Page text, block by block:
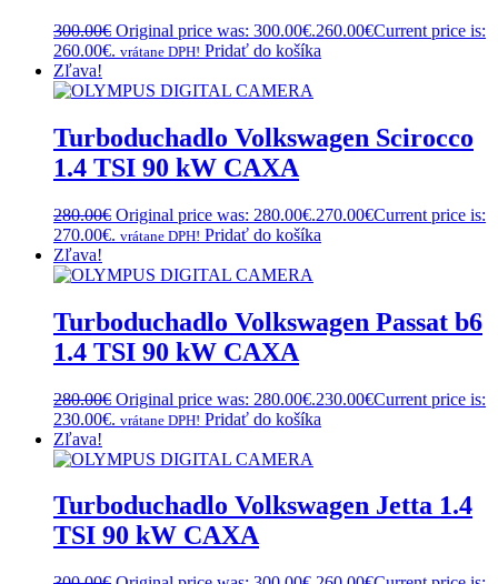
300.00€ Original price was: 300.00€.260.00€Current price is:
260.00€. vrátane DPH! Pridať do košíka
Zľava!
Turboduchadlo Volkswagen Scirocco
1.4 TSI 90 kW CAXA
280.00€ Original price was: 280.00€.270.00€Current price is:
270.00€. vrátane DPH! Pridať do košíka
Zľava!
Turboduchadlo Volkswagen Passat b6
1.4 TSI 90 kW CAXA
280.00€ Original price was: 280.00€.230.00€Current price is:
230.00€. vrátane DPH! Pridať do košíka
Zľava!
Turboduchadlo Volkswagen Jetta 1.4
TSI 90 kW CAXA